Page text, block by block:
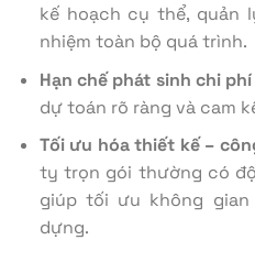
kế hoạch cụ thể,
nhiệm toàn bộ quá trình.
Hạn chế phát sinh chi
dự toán rõ ràng và cam
Tối ưu hóa thiết kế –
ty trọn gói thường có
giúp tối ưu không
dựng.